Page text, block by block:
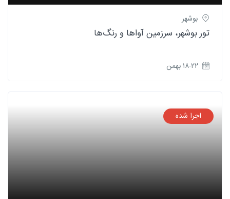
بوشهر
تور بوشهر، سرزمین آواها و رنگ‌ها
۱۸-۲۲ بهمن
اجرا شده